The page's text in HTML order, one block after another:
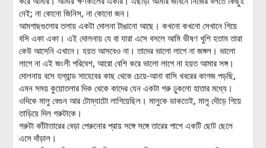
নেই; না কোনো জিনিস, না কোনো জন।
আমগাছগুলোর তলায় একটা দোলনা টাঙানো আছে। কখনো কখনো সেখানে গিয়ে
বসি একা একা। এই দোলনায় যে বা যারা এসে বসলে আমি ভীষণ খুশি হতাম তারা
কেউ আসেনি এখানে। হয়ত আসবেও না। তাদের ভালো লাগে না জঙ্গল। ভালো
লাগে না এই জংলী পরিবেশ, আরো বেশি করে ভালো লাগে না হয়ত আমার সঙ্গ।
দোলনায় বসে হল্যান্ড সাহেবের কাছ থেকে চেয়ে-আনা বাসি খবরের কাগজ পড়ছি,
এমন সময় কুয়োতলার দিক থেকে কাদের যেন একটা গরু ঢুকলো হাতার মধ্যে।
ওদিকে মালু বেগুন আর টোম্যাটো লাগিয়েছিল। মালুকে ডাকতেই, মালু দৌড়ে গিয়ে
তাড়িয়ে দিল গরুটাকে।
গরুটা কাঁটাতারের বেড়া পেরুনোর প্রায় সঙ্গে সঙ্গে তারের পাশে একটি ছোট ছেলে
এসে দাঁড়াল।